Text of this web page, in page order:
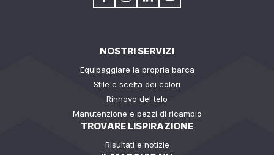
NOSTRI SERVIZI
Equipaggiare la propria barca
Stile e scelta dei colori
Rinnovo del telo
Manutenzione e pezzi di ricambio
TROVARE LISPIRAZIONE
Risultati e notizie